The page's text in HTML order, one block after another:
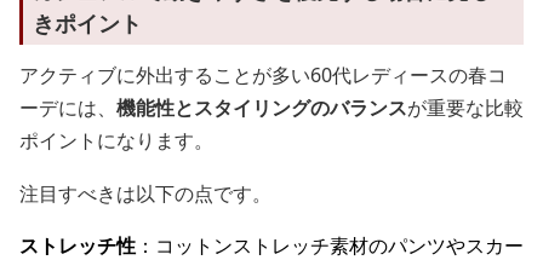
きポイント
アクティブに外出することが多い60代レディースの春コ
ーデには、 機能性とスタイリングのバランスが重要な比較
ポイントになります。
注目すべきは以下の点です。
ストレッチ性 ：コットンストレッチ素材のパンツやスカー